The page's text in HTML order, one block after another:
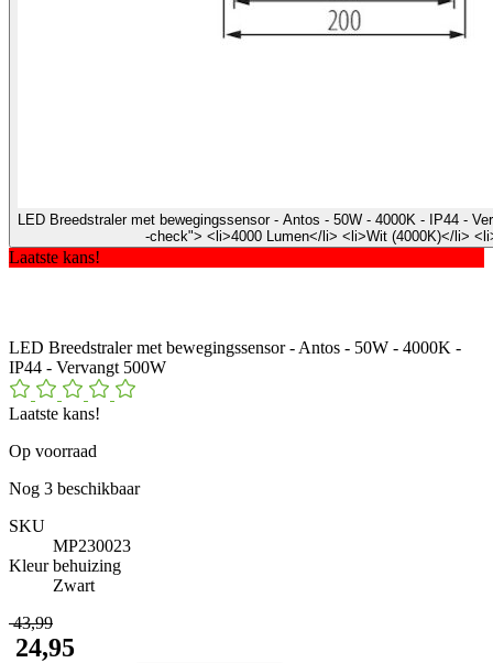
LED Breedstraler met bewegingssensor - Antos - 50W - 4000K - IP44 -
-check"> <li>4000 Lumen</li> <li>Wit (4000K)</li>
Laatste kans!
LED Breedstraler met bewegingssensor - Antos - 50W - 4000K -
IP44 - Vervangt 500W
Laatste kans!
Op voorraad
Nog 3 beschikbaar
SKU
MP230023
Kleur behuizing
Zwart
​ 43,99
​ 24,95